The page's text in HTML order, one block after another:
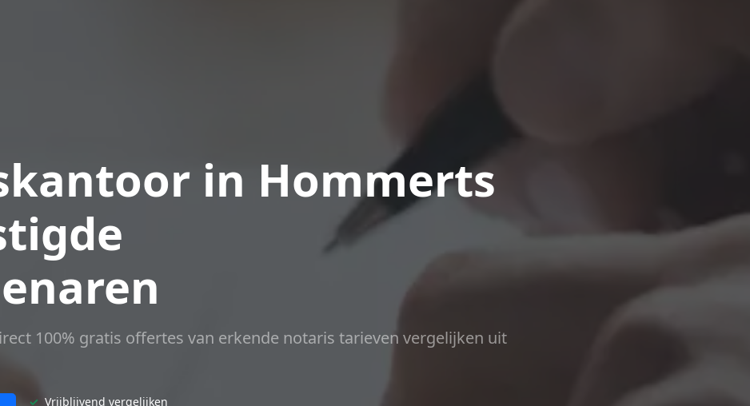
in Hommerts
100% gratis offertes van erkende notaris tarieven vergelijken uit
✓ Vrijblijvend vergelijken